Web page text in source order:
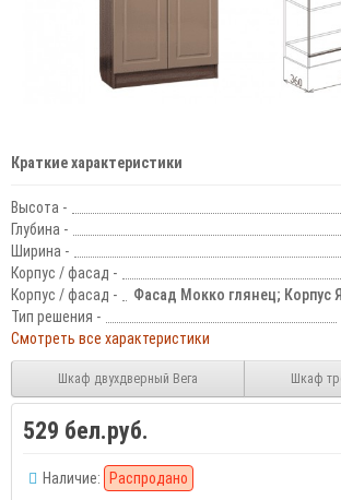
Краткие характеристики
Высота -
Глубина -
Ширина -
Корпус / фасад -
Корпус / фасад -
Фасад Мокко глянец;
Тип решения -
Смотреть все характеристики
Шкаф двухдверный Вега Шкаф
529 бел.руб.
Наличие: Распродано